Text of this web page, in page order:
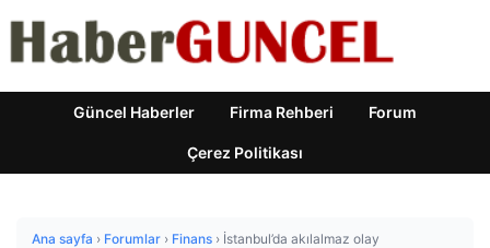
Güncel Haberler Firma Rehberi Forum
Çerez Politikası
Ana sayfa › Forumlar › Finans › İstanbul’da akılalmaz olay